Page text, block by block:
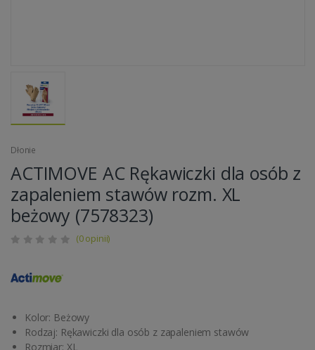
Dłonie
ACTIMOVE AC Rękawiczki dla osób z
zapaleniem stawów rozm. XL
beżowy (7578323)
(0 opinii)
Kolor: Beżowy
Rodzaj: Rękawiczki dla osób z zapaleniem stawów
Rozmiar: XL